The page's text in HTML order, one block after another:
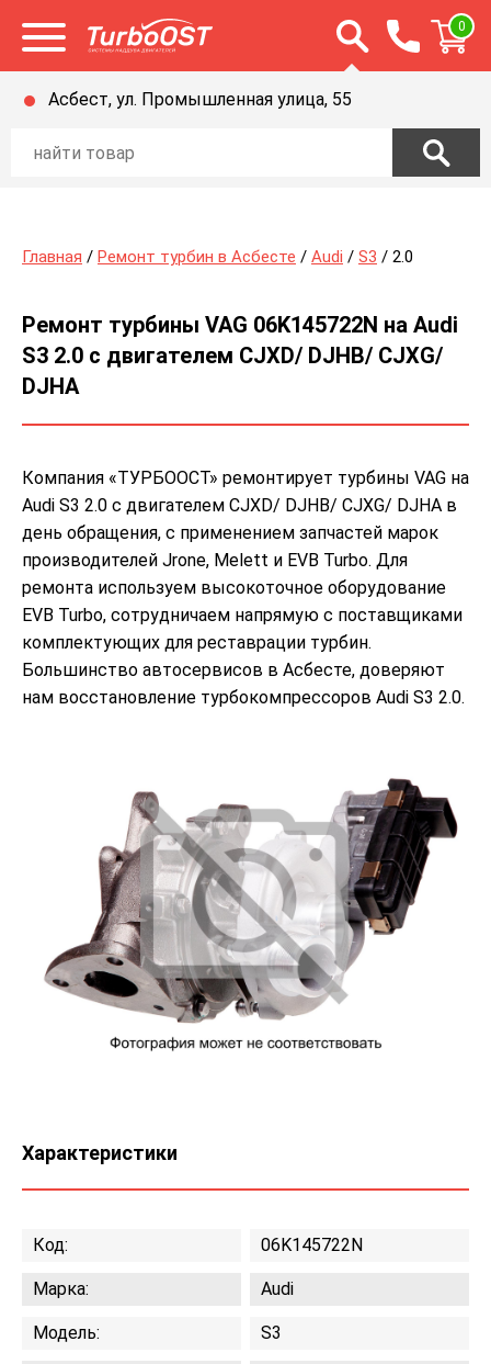
Открыть меню Открыть строку
0
Асбест, ул. Промышленная улица, 55
Главная / Ремонт турбин в Асбесте / Audi / S3 / 2.0
Ремонт турбины VAG 06K145722N на Audi
S3 2.0 с двигателем CJXD/ DJHB/ CJXG/
DJHA
Компания «ТУРБООСТ» ремонтирует турбины VAG на
Audi S3 2.0 с двигателем CJXD/ DJHB/ CJXG/ DJHA в
день обращения, с применением запчастей марок
производителей Jrone, Melett и EVB Turbo. Для
ремонта используем высокоточное оборудование
EVB Turbo, сотрудничаем напрямую с поставщиками
комплектующих для реставрации турбин.
Большинство автосервисов в Асбесте, доверяют
нам восстановление турбокомпрессоров Audi S3 2.0.
Характеристики
Код: 06K145722N
Марка: Audi
Модель: S3